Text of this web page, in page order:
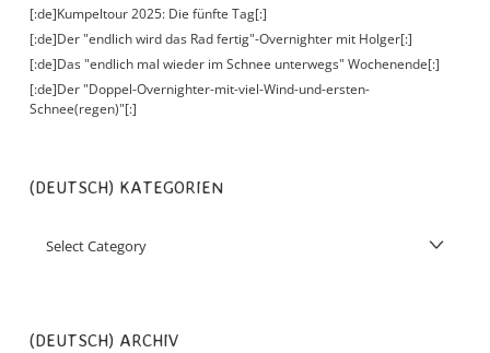
[:de]Kumpeltour 2025: Die fünfte Tag[:]
[:de]Der "endlich wird das Rad fertig"-Overnighter mit Holger[:]
[:de]Das "endlich mal wieder im Schnee unterwegs" Wochenende[:]
[:de]Der "Doppel-Overnighter-mit-viel-Wind-und-ersten-
Schnee(regen)"[:]
(DEUTSCH) KATEGORIEN
(DEUTSCH) ARCHIV